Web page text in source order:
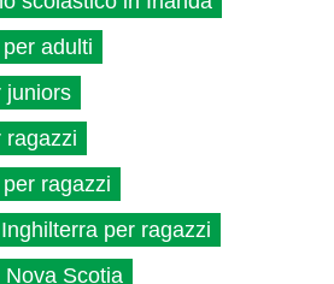
adulti
juniors
ragazzi
ragazzi
per ragazzi
Scotia